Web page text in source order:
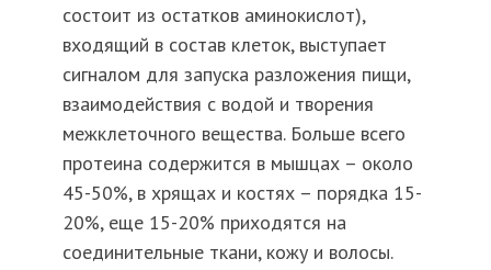
состоит из остатков аминокислот),
входящий в состав клеток, выступает
сигналом для запуска разложения пищи,
взаимодействия с водой и творения
межклеточного вещества. Больше всего
протеина содержится в мышцах – около
45-50%, в хрящах и костях – порядка 15-
20%, еще 15-20% приходятся на
соединительные ткани, кожу и волосы.